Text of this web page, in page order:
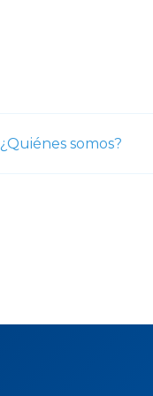
¿Quiénes somos?